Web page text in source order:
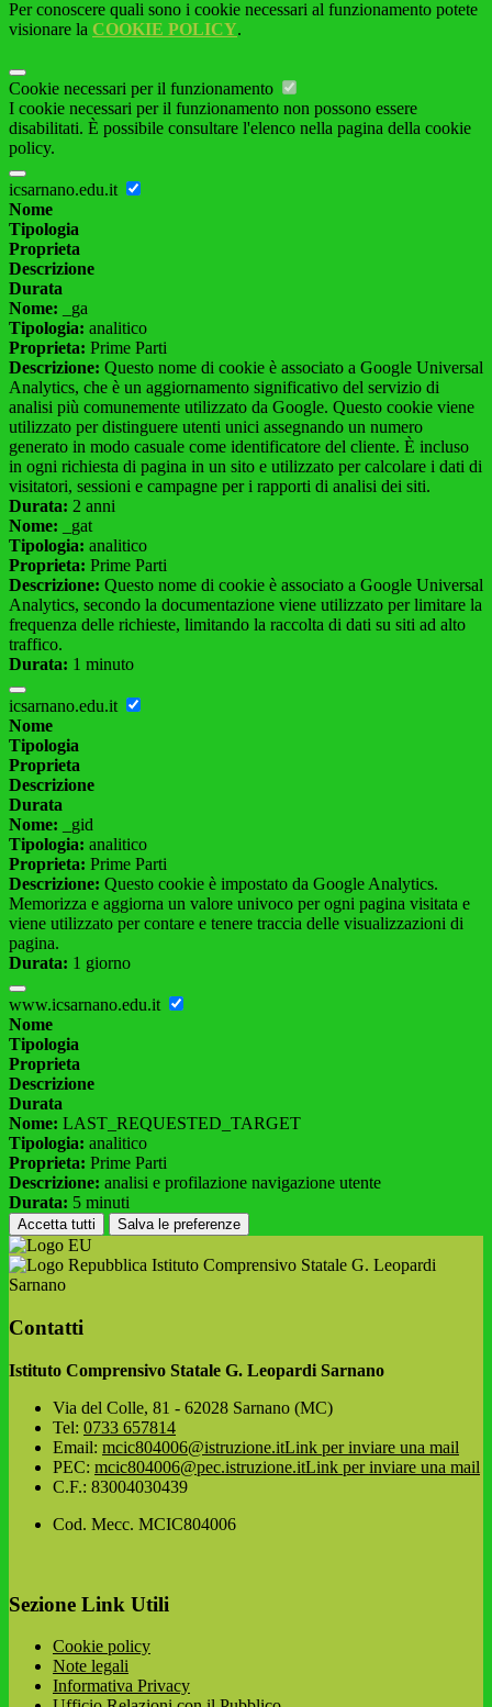
Per conoscere quali sono i cookie necessari al funzionamento potete
visionare la COOKIE POLICY.
Cookie necessari per il funzionamento
I cookie necessari per il funzionamento non possono essere
disabilitati. È possibile consultare l'elenco nella pagina della cookie
policy.
icsarnano.edu.it
Nome
Tipologia
Proprieta
Descrizione
Durata
Nome: _ga
Tipologia: analitico
Proprieta: Prime Parti
Descrizione: Questo nome di cookie è associato a Google Universal
Analytics, che è un aggiornamento significativo del servizio di
analisi più comunemente utilizzato da Google. Questo cookie viene
utilizzato per distinguere utenti unici assegnando un numero
generato in modo casuale come identificatore del cliente. È incluso
in ogni richiesta di pagina in un sito e utilizzato per calcolare i dati di
visitatori, sessioni e campagne per i rapporti di analisi dei siti.
Durata: 2 anni
Nome: _gat
Tipologia: analitico
Proprieta: Prime Parti
Descrizione: Questo nome di cookie è associato a Google Universal
Analytics, secondo la documentazione viene utilizzato per limitare la
frequenza delle richieste, limitando la raccolta di dati su siti ad alto
traffico.
Durata: 1 minuto
icsarnano.edu.it
Nome
Tipologia
Proprieta
Descrizione
Durata
Nome: _gid
Tipologia: analitico
Proprieta: Prime Parti
Descrizione: Questo cookie è impostato da Google Analytics.
Memorizza e aggiorna un valore univoco per ogni pagina visitata e
viene utilizzato per contare e tenere traccia delle visualizzazioni di
pagina.
Durata: 1 giorno
www.icsarnano.edu.it
Nome
Tipologia
Proprieta
Descrizione
Durata
Nome: LAST_REQUESTED_TARGET
Tipologia: analitico
Proprieta: Prime Parti
Descrizione: analisi e profilazione navigazione utente
Durata: 5 minuti
Accetta tutti Salva le preferenze
Istituto Comprensivo Statale G. Leopardi
Sarnano
Contatti
Istituto Comprensivo Statale G. Leopardi Sarnano
Via del Colle, 81 - 62028 Sarnano (MC)
Tel: 0733 657814
Email: mcic804006@istruzione.itLink per inviare una mail
PEC: mcic804006@pec.istruzione.itLink per inviare una mail
C.F.: 83004030439
Cod. Mecc. MCIC804006
Sezione Link Utili
Cookie policy
Note legali
Informativa Privacy